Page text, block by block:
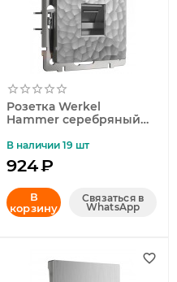
Розетка Werkel
Hammer серебряный
В наличии 19 шт
924₽
В
корзину
Связаться в
WhatsApp